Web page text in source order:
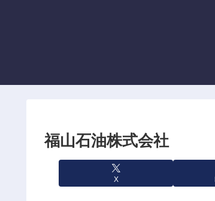
福山石油株式会社
X